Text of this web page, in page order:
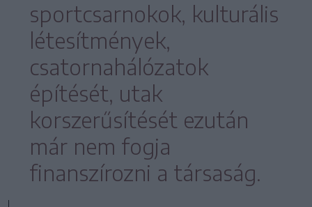
sportcsarnokok, kulturális
létesítmények,
csatornahálózatok
építését, utak
korszerűsítését ezután
már nem fogja
finanszírozni a társaság.